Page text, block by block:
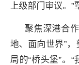
上级部门审议。”
聚焦深港合
地、面向世界”
局的“桥头堡”。